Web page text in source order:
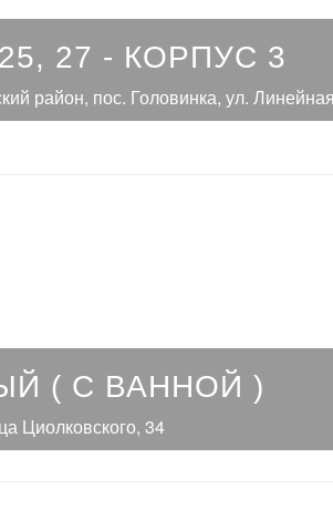
27 - КОРПУС 3
район, пос. Головинка, ул.
( С ВАННОЙ )
Циолковского, 34